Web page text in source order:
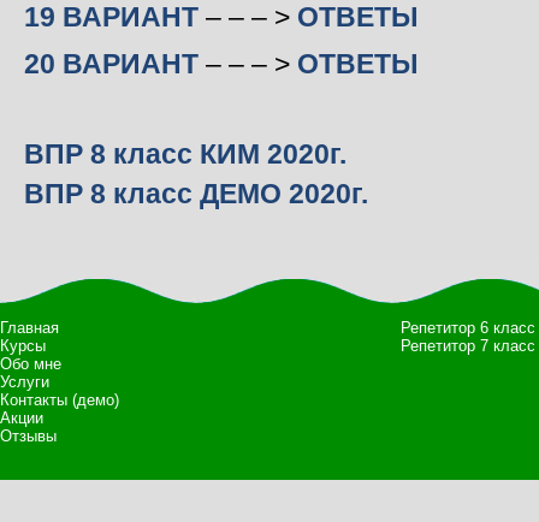
19 ВАРИАНТ – – – > ОТВЕТЫ
20 ВАРИАНТ – – – > ОТВЕТЫ
ВПР 8 класс КИМ 2020г.
ВПР 8 класс ДЕМО 2020г.
Главная
Курсы
Обо мне
Услуги
Контакты (демо)
Акции
Отзывы
Репетитор 6 класс
Репетитор 7 класс